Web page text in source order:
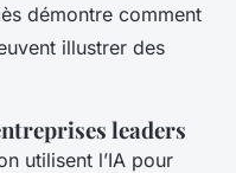
démontre comment
illustrer des
leaders
utilisent l’IA pour